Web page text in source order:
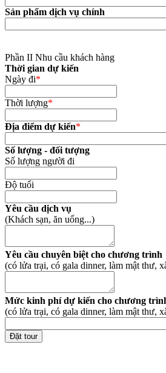
Sản phẩm dịch vụ chính
Phần II Nhu cầu khách hàng
Thời gian dự kiến
Ngày đi*
Thời lượng*
Địa điểm dự kiến*
Số lượng - đối tượng
Số lượng người đi
Độ tuổi
Yêu cầu dịch vụ
(Khách sạn, ăn uống...)
Yêu cầu chuyên biệt cho chương trình
(có lửa trại, có gala dinner, làm mật thư,
Mức kinh phí dự kiến cho chương
(có lửa trại, có gala dinner, làm mật thư,